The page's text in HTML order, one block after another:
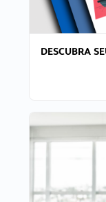
DESCUBRA